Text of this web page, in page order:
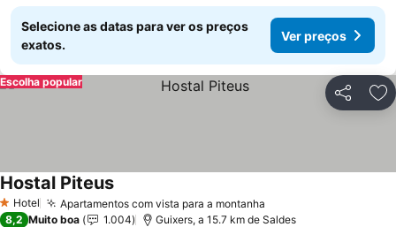
Selecione as datas para ver os preços
exatos.
Ver preços
Partilhar
Escolha popular
1 Estrelas
Hotel Apartamentos com vista para a montanha
Hostal Piteus
8,2 Muito boa 1.004 Guixers, a 15.7 km de Saldes